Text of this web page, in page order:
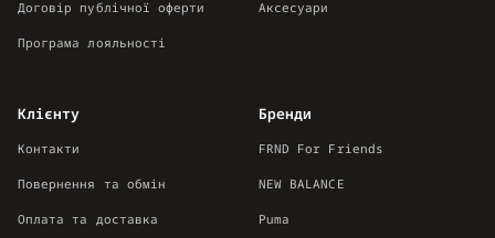
Аксесуари
Договір публічної оферти
Програма лояльності
Клієнту
Контакти
Повернення та обмін
Оплата та доставка
Бренди
FRND For Friends
NEW BALANCE
Puma